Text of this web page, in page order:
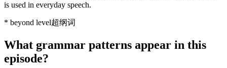
is used in everyday speech.
* beyond level超纲词
What grammar patterns appear in this
episode?